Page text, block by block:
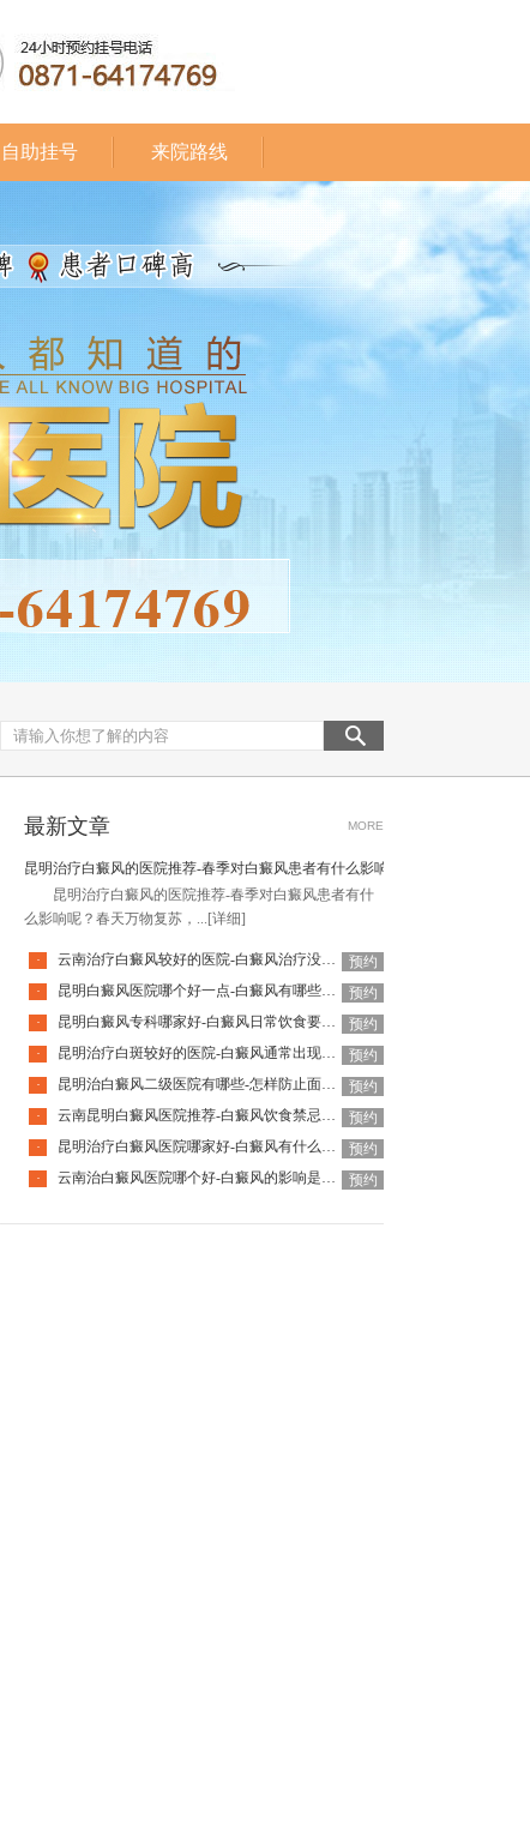
自助挂号 来院路线
最新文章 MORE
昆明治疗白癜风的医院推荐-春季对白癜风患者有什么影响呢
昆明治疗白癜风的医院推荐-春季对白癜风患者有什
么影响呢？春天万物复苏，... [详细]
· 云南治疗白癜风较好的医院-白癜风治疗没效果是怎么回事
预约
·
昆明白癜风医院哪个好一点-白癜风有哪些不实消息
预约
·
昆明白癜风专科哪家好-白癜风日常饮食要注意什么
预约
·
昆明治疗白斑较好的医院-白癜风通常出现在身体什么区域
预约
·
昆明治白癜风二级医院有哪些-怎样防止面部白癜风扩散
预约
·
云南昆明白癜风医院推荐-白癜风饮食禁忌有哪些
预约
·
昆明治疗白癜风医院哪家好-白癜风有什么主要特征
预约
·
云南治白癜风医院哪个好-白癜风的影响是什么 预约